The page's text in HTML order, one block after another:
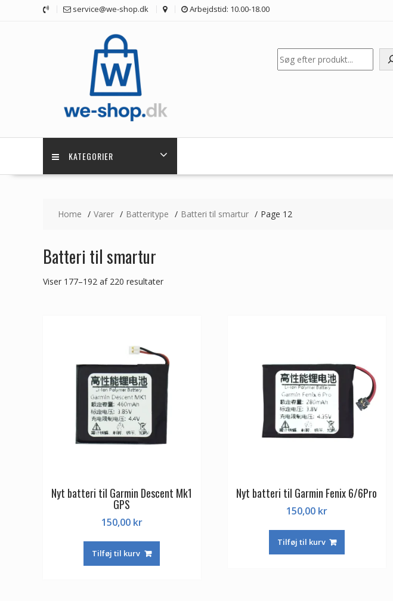
service@we-shop.dk Arbejdstid: 10.00-18.00
Søg
KATEGORIER
Home Varer Batteritype Batteri til smartur Page 12
Batteri til smartur
Viser 177–192 af 220 resultater
Nyt batteri til Garmin Descent Mk1
GPS
150,00 kr
Tilføj til kurv
Nyt batteri til Garmin Fenix 6/6Pro
150,00 kr
Tilføj til kurv